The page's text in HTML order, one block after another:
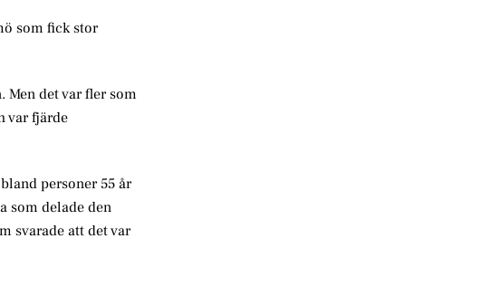
som fick stor
Men det var fler som
var fjärde
personer 55 år
som delade den
svarade att det var